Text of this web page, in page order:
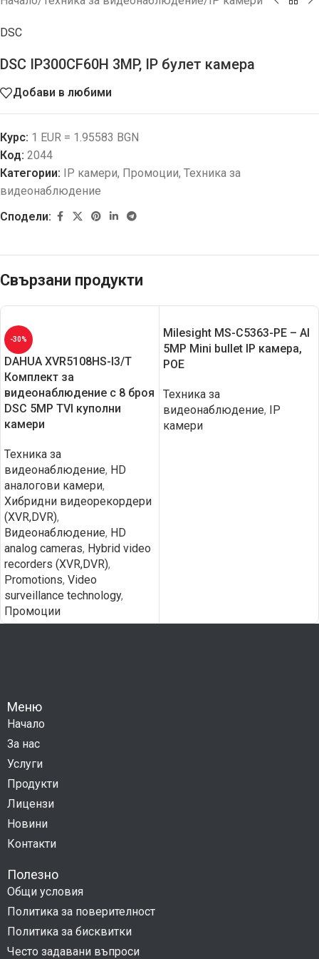
DSC
DSC IP300CF60H 3MP, IP булет камера
Добави в любими
Курс: 1 EUR = 1.95583 BGN
Код: 2044
Категории: IP камери, Промоции, Техника за
видеонаблюдение
Сподели:
Свързани продукти
-30%
DAHUA XVR5108HS-I3/T
Комплект за
видеонаблюдение с 8 броя
DSC 5MP TVI куполни
камери
Техника за
видеонаблюдение, HD
aналогови камери,
Хибридни видеорекордери
(XVR,DVR),
Видеонаблюдение, HD
analog cameras, Hybrid video
recorders (XVR,DVR),
Promotions, Video
surveillance technology,
Промоции
Milesight MS-C5363-PE – AI
5MP Mini bullet IP камера,
POE
Техника за
видеонаблюдение, IP
камери
Меню
Начало
За нас
Услуги
Продукти
Лицензи
Новини
Контакти
Полезно
Общи условия
Политика за поверителност
Политика за бисквитки
Често задавани въпроси